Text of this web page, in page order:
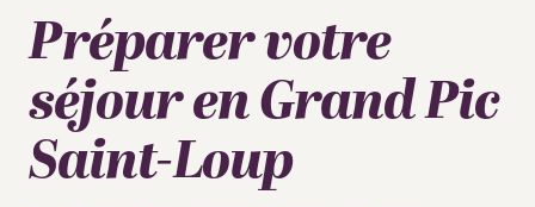
Préparer votre
séjour en Grand Pic
Saint-Loup